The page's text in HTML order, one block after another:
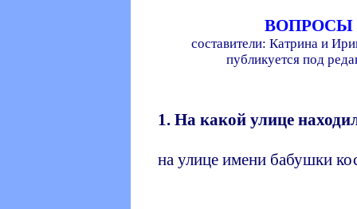
ВОПРОСЫ
составители: Катрина и
публикуется под
1. На какой улице
на улице имени бабушки